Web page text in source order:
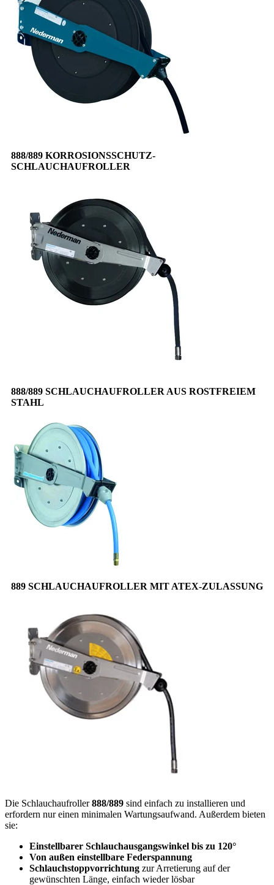
888/889 KORROSIONSSCHUTZ-
SCHLAUCHAUFROLLER
888/889 SCHLAUCHAUFROLLER AUS ROSTFREIEM
STAHL
889 SCHLAUCHAUFROLLER MIT ATEX-ZULASSUNG
Die Schlauchaufroller888/889 sind einfach zu installieren und
erfordern nur einen minimalen Wartungsaufwand. Außerdem bieten
sie:
Einstellbarer Schlauchausgangswinkel bis zu 120°
Von außen einstellbare Federspannung
Schlauchstoppvorrichtung zur Arretierung auf der
gewünschten Länge, einfach wieder lösbar